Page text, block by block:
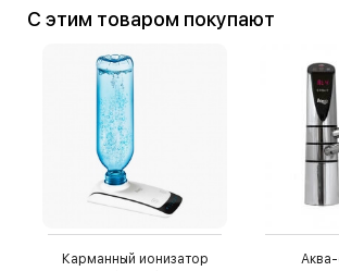
С этим товаром покупают
Карманный ионизатор